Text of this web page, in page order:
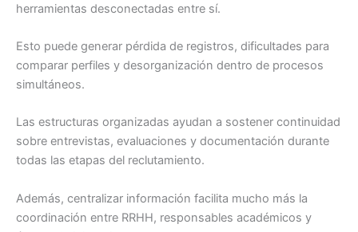
herramientas desconectadas entre sí.
Esto puede generar pérdida de registros, dificultades para
comparar perfiles y desorganización dentro de procesos
simultáneos.
Las estructuras organizadas ayudan a sostener continuidad
sobre entrevistas, evaluaciones y documentación durante
todas las etapas del reclutamiento.
Además, centralizar información facilita mucho más la
coordinación entre RRHH, responsables académicos y